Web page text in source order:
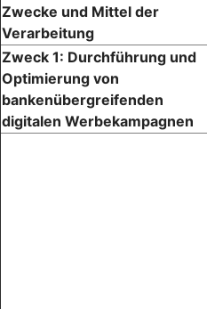
Zwecke und Mittel der
Verarbeitung
Zweck 1: Durchführung und
Optimierung von
bankenübergreifenden
digitalen Werbekampagnen